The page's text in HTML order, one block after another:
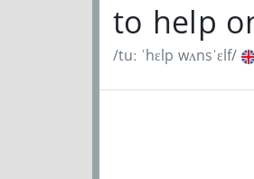
to help
/tuː ˈhɛlp wʌnsˈɛlf/